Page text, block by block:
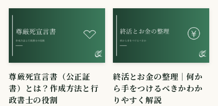
尊厳死宣言書（公正証
書）とは？作成方法と行
政書士の役割
終活とお金の整理｜何か
ら手をつけるべきかわか
りやすく解説